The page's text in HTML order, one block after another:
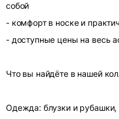
собой
- комфорт в носке и
- доступные цены на весь
Что вы найдёте в нашей
Одежда: блузки и